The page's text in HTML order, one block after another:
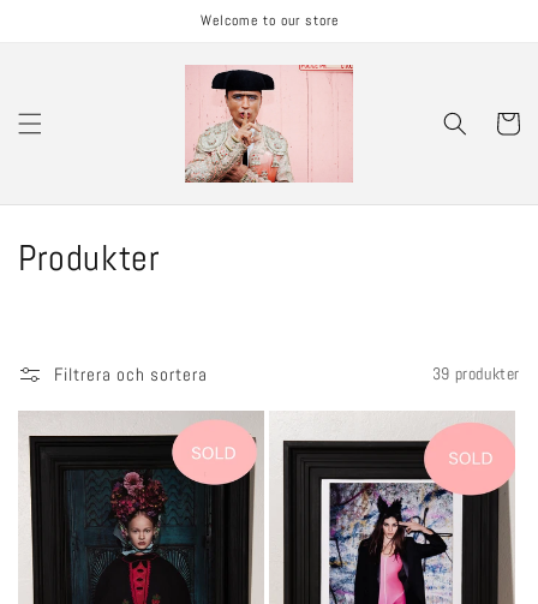
Welcome to our store
Varukorg
P
d
u
k
s
Produkter
Filtrera och sortera 39 produkter